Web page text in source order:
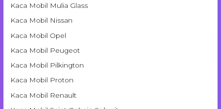
Kaca Mobil Mulia Glass
Kaca Mobil Nissan
Kaca Mobil Opel
Kaca Mobil Peugeot
Kaca Mobil Pilkington
Kaca Mobil Proton
Kaca Mobil Renault